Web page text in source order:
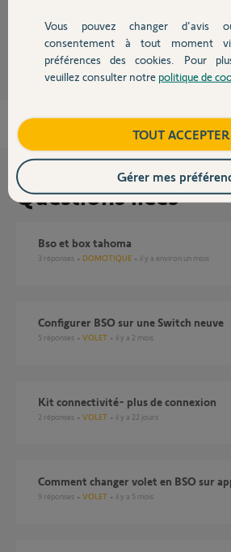
Devis avec un pro
Contact
Vanessa F. il y a environ 2 mois
Questions liées
bso et box tahoma
3 réponses DOMOTIQUE il y a environ un mois
Configurer BSO sur une Switch neuve
5 réponses VOLET il y a 2 mois
Kit connectivité- plus de connexion
2 réponses VOLET il y a 22 jours
Comment changer volet en BSO sur
9 réponses VOLET il y a 5 mois
Vous pouvez changer d'avis
consentement à tout moment
préférences des cookies. Pour
veuillez consulter notre politique de
TOUT ACCEPTER
Gérer mes